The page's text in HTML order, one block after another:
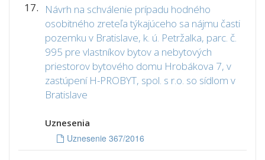
17.
Návrh na schválenie prípadu hodného
osobitného zreteľa týkajúceho sa nájmu časti
pozemku v Bratislave, k. ú. Petržalka, parc. č.
995 pre vlastníkov bytov a nebytových
priestorov bytového domu Hrobákova 7, v
zastúpení H-PROBYT, spol. s r.o. so sídlom v
Bratislave
Uznesenia
Uznesenie 367/2016